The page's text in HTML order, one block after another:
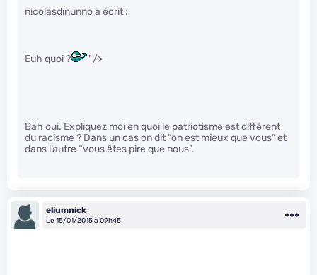
nicolasdinunno a écrit :
Euh quoi ? " />
Bah oui. Expliquez moi en quoi le patriotisme est différent
du racisme ? Dans un cas on dit “on est mieux que vous” et
dans l’autre “vous êtes pire que nous”.
eliumnick
Le 15/01/2015 à 09h45